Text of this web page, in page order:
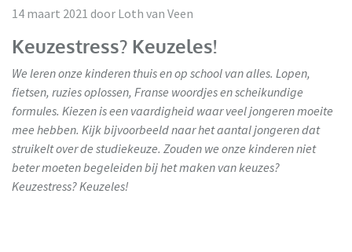
14 maart 2021 door Loth van Veen
Keuzestress? Keuzeles!
We leren onze kinderen thuis en op school van alles. Lopen,
fietsen, ruzies oplossen, Franse woordjes en scheikundige
formules. Kiezen is een vaardigheid waar veel jongeren moeite
mee hebben. Kijk bijvoorbeeld naar het aantal jongeren dat
struikelt over de studiekeuze. Zouden we onze kinderen niet
beter moeten begeleiden bij het maken van keuzes?
Keuzestress? Keuzeles!